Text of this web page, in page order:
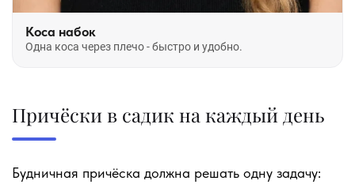
Коса набок
Одна коса через плечо - быстро и удобно.
Причёски в садик на каждый день
Будничная причёска должна решать одну задачу: